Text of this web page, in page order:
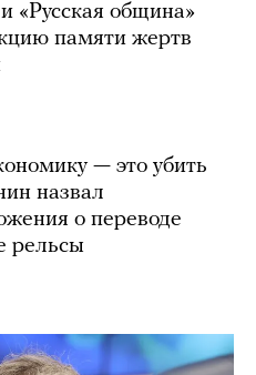
«Русская община»
памяти жертв
— это убить
назвал
о переводе
рельсы